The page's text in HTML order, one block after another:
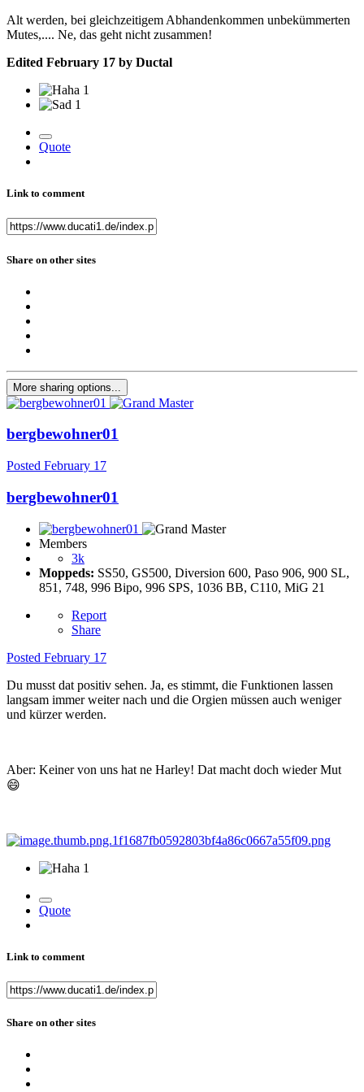
Alt werden, bei gleichzeitigem Abhandenkommen unbekümmerten
Mutes,.... Ne, das geht nicht zusammen!
Edited February 17 by Ductal
1
1
Quote
Link to comment
Share on other sites
More sharing options...
bergbewohner01
Posted February 17
bergbewohner01
Members
3k
Moppeds: SS50, GS500, Diversion 600, Paso 906, 900 SL,
851, 748, 996 Bipo, 996 SPS, 1036 BB, C110, MiG 21
Report
Share
Posted February 17
Du musst dat positiv sehen. Ja, es stimmt, die Funktionen lassen
langsam immer weiter nach und die Orgien müssen auch weniger
und kürzer werden.
Aber: Keiner von uns hat ne Harley! Dat macht doch wieder Mut
😄
1
Quote
Link to comment
Share on other sites